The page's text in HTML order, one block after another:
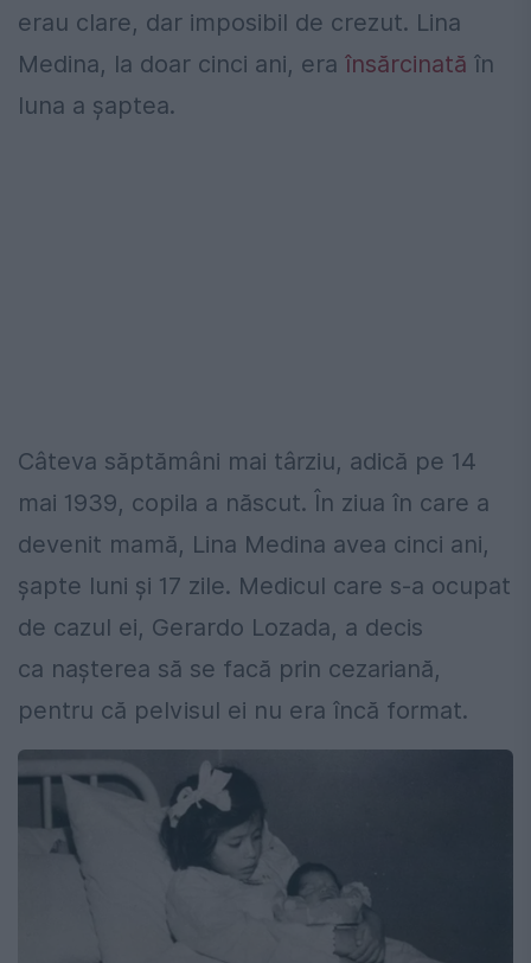
erau clare, dar imposibil de crezut. Lina
Medina, la doar cinci ani, era însărcinată în
luna a șaptea.
Câteva săptămâni mai târziu, adică pe 14
mai 1939, copila a născut. În ziua în care a
devenit mamă, Lina Medina avea cinci ani,
șapte luni și 17 zile. Medicul care s-a ocupat
de cazul ei, Gerardo Lozada, a decis
ca nașterea să se facă prin cezariană,
pentru că pelvisul ei nu era încă format.